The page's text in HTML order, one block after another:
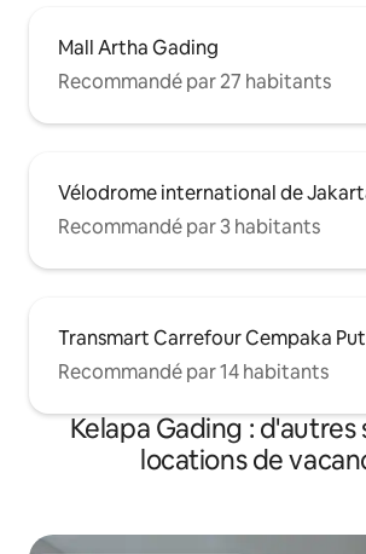
Mall Artha Gading
Recommandé par 27 habitants
Vélodrome international de
Recommandé par 3 habitants
Transmart Carrefour Cempaka
Recommandé par 14 habitants
Kelapa Gading : d'autres
locations de